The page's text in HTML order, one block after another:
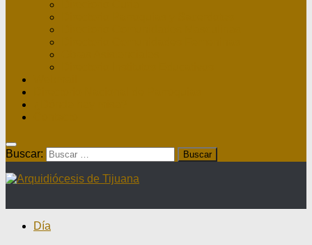
Buscar:
Día